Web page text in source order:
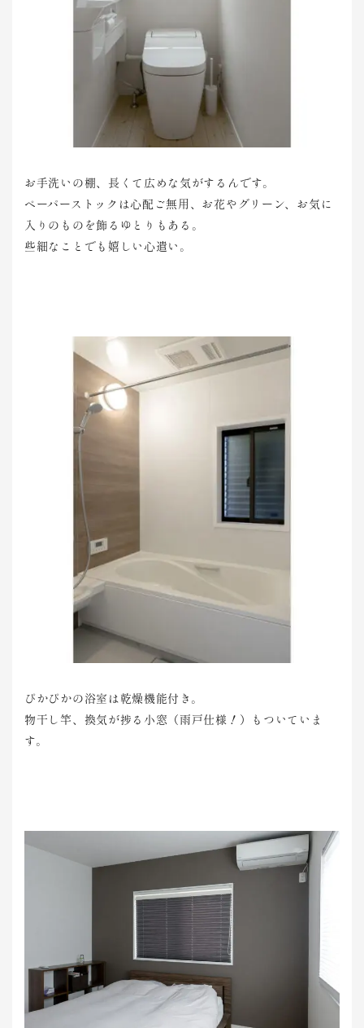
お手洗いの棚、長くて広めな気がするんです。
ペーパーストックは心配ご無用、お花やグリーン、お気に
入りのものを飾るゆとりもある。
些細なことでも嬉しい心遣い。
ぴかぴかの浴室は乾燥機能付き。
物干し竿、換気が捗る小窓（雨戸仕様！）もついていま
す。